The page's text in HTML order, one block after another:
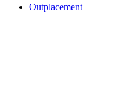
Outplacement